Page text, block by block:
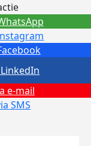
e-mail
SMS